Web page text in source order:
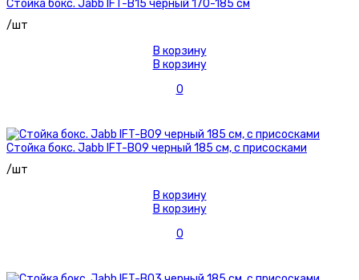
Стойка бокс. Jabb IFT-B15 черный 170-185 см
/шт
В корзину
В корзину
0
Стойка бокс. Jabb IFT-B09 черный 185 см, с присосками
/шт
В корзину
В корзину
0